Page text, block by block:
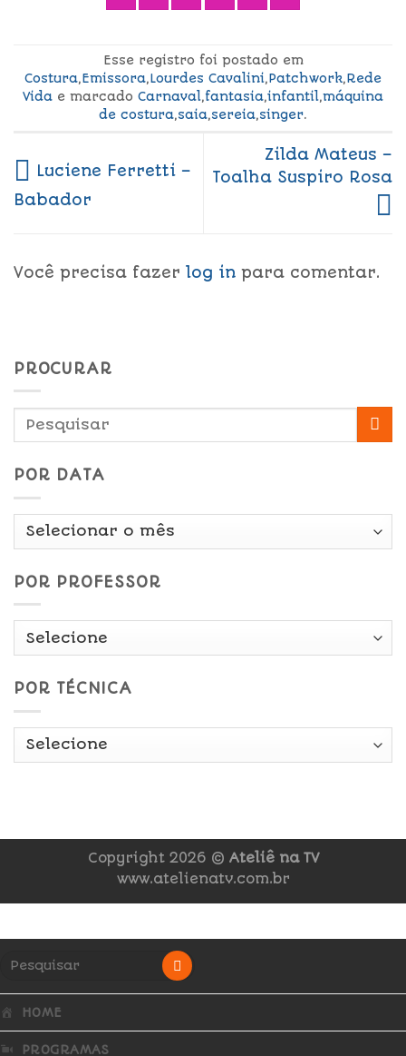
Esse registro foi postado em
Costura,Emissora,Lourdes Cavalini,Patchwork,Rede
Vida e marcado Carnaval,fantasia,infantil,máquina
de costura,saia,sereia,singer.
Luciene Ferretti –
Babador
Zilda Mateus –
Toalha Suspiro Rosa
Você precisa fazer log in para comentar.
PROCURAR
POR DATA
Por
POR PROFESSOR
POR TÉCNICA
Copyright 2026 © Ateliê na TV
www.atelienatv.com.br
HOME
PROGRAMAS